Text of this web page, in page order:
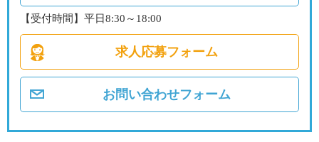
【受付時間】平日8:30～18:00
求人応募フォーム
お問い合わせフォーム